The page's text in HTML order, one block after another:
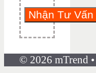
© 2026 mTrend